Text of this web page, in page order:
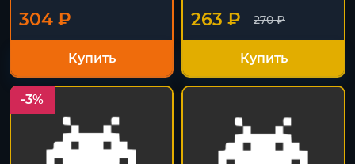
304 ₽
Купить
270 ₽
263 ₽
Купить
-3%